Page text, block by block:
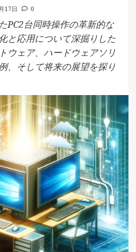
17日 0
PC2台同時操作の革新的な
と応用について深掘りした
ウェア、ハードウェアソリ
、そして将来の展望を探り